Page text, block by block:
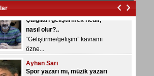
Ayhan Sarı
Spor yazarı mı, müzik yazarı
mı?..
Türkiye Spor Yazarları
Derneği'nin (TSYD) İst...